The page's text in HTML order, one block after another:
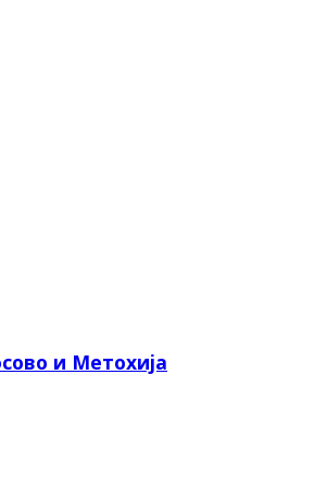
и Метохија